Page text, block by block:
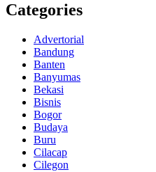
Categories
Advertorial
Bandung
Banten
Banyumas
Bekasi
Bisnis
Bogor
Budaya
Buru
Cilacap
Cilegon